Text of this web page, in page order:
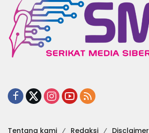
Tentang kami Redaksi Disclaimer